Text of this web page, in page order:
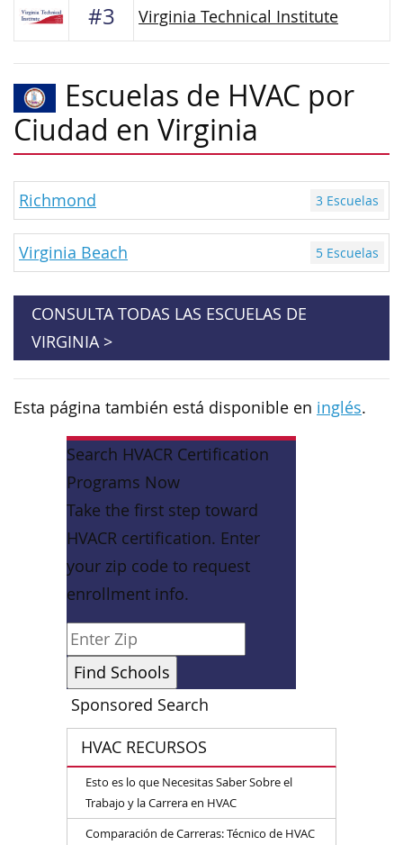
Search HVACR Certification
Programs Now
Take the first step toward
HVACR certification. Enter
your zip code to request
enrollment info.
Sponsored Search
HVAC RECURSOS
Esto es lo que Necesitas Saber Sobre el
Trabajo y la Carrera en HVAC
Comparación de Carreras: Técnico de HVAC
#3 Virginia Technical Institute
Escuelas de HVAC por
Ciudad en Virginia
Richmond 3 Escuelas
Virginia Beach 5 Escuelas
CONSULTA TODAS LAS ESCUELAS DE
VIRGINIA >
Esta página también está disponible en inglés.